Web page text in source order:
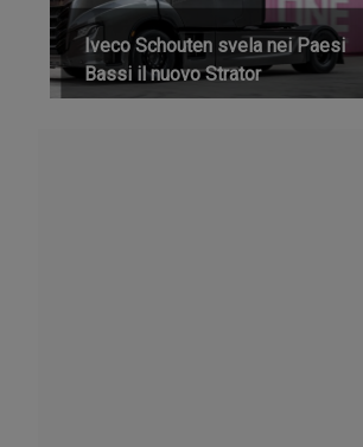
Iveco Schouten svela nei Paesi
Bassi il nuovo Strator